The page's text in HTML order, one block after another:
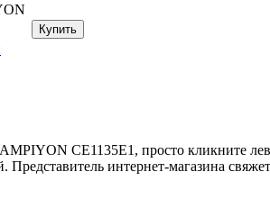
CE1135E1, просто кликните
Представитель интернет-магазина